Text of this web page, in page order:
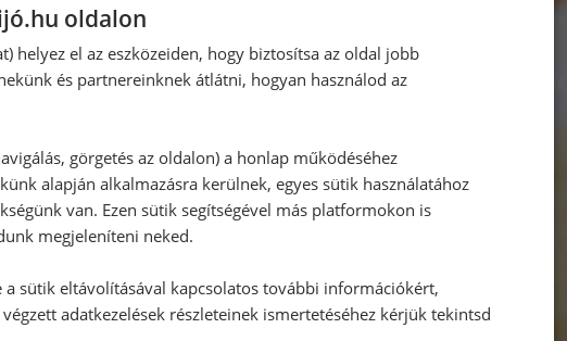
oldalon
helyez el az eszközeiden, hogy biztosítsa az oldal jobb
és partnereinknek átlátni, hogyan használod az
görgetés az oldalon) a honlap működéséhez
alapján alkalmazásra kerülnek, egyes sütik használatához
van. Ezen sütik segítségével más platformokon is
megjeleníteni neked.
sütik eltávolításával kapcsolatos további információkért,
adatkezelések részleteinek ismertetéséhez kérjük tekintsd